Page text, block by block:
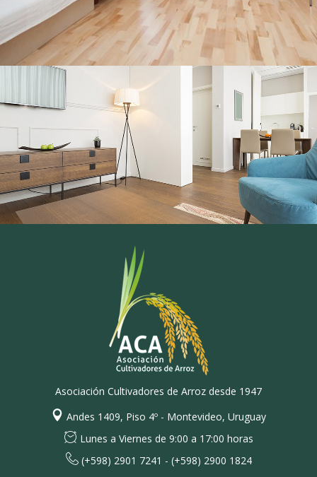
Asociación Cultivadores de Arroz desde 1947
Andes 1409, Piso 4º - Montevideo, Uruguay
Lunes a Viernes de 9:00 a 17:00 horas
(+598) 2901 7241 - (+598) 2900 1824